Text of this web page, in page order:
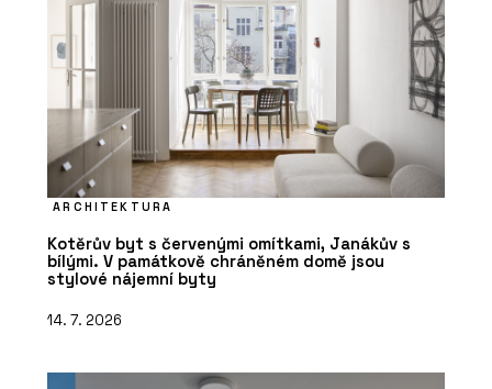
ARCHITEKTURA
Kotěrův byt s červenými omítkami, Janákův s
bílými. V památkově chráněném domě jsou
stylové nájemní byty
14. 7. 2026